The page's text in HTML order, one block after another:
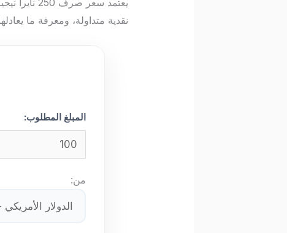
نقدية متداولة، ومعرفة ما
المبلغ المطلوب:
من: